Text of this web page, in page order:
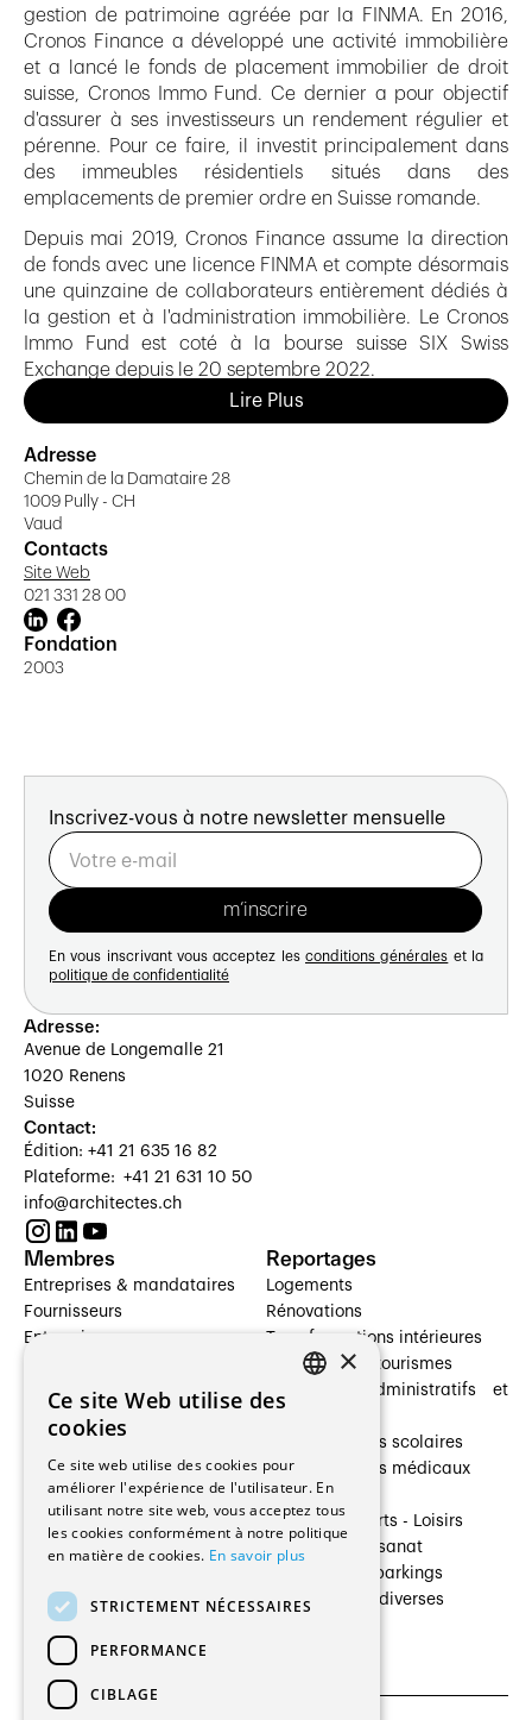
gestion de patrimoine agréée par la FINMA. En 2016,
Cronos Finance a développé une activité immobilière
et a lancé le fonds de placement immobilier de droit
suisse, Cronos Immo Fund. Ce dernier a pour objectif
d'assurer à ses investisseurs un rendement régulier et
pérenne. Pour ce faire, il investit principalement dans
des immeubles résidentiels situés dans des
emplacements de premier ordre en Suisse romande.
Depuis mai 2019, Cronos Finance assume la direction
de fonds avec une licence FINMA et compte désormais
une quinzaine de collaborateurs entièrement dédiés à
la gestion et à l'administration immobilière. Le Cronos
Immo Fund est coté à la bourse suisse SIX Swiss
Exchange depuis le 20 septembre 2022.
Le gestionnaire vise à diversifier son allocation en
Dans ce contexte, le fonds recherche des logements
protégés pour personnes âgées et/ou à mobilité
réduite, des logements pour étudiants ainsi que des
logements à loyer abordable, en partenariat avec des
collectivités publiques. Il acquiert, selon les
opportunités, des immeubles commerciaux présentant
des possibilités de développement résidentiel ou
extrêmement bien situés, et loués à des locataires de
premier ordre, à condition que le rendement présente
Lire Plus
Adresse
Chemin de la Damataire 28
1009 Pully - CH
Vaud
Contacts
Site Web
021 331 28 00
Fondation
2003
Inscrivez-vous à notre newsletter mensuelle
En vous inscrivant vous acceptez les conditions générales et la
politique de confidentialité
Adresse:
Avenue de Longemalle 21
1020 Renens
Suisse
Contact:
Édition: +41 21 635 16 82
Plateforme: +41 21 631 10 50
info@architectes.ch
Membres
Entreprises & mandataires
Fournisseurs
Entreprises
Architectes paysagistes
Architectes d'intérieur
Entreprises générales
Ingénieurs et mandataires
Installateurs
Fabricants / Fournisseurs
Régies immobilières
Gestion PPE
Reportages
Logements
Rénovations
Transformations intérieures
Hôtelleries et tourismes
Bâtiments administratifs et
Établissements scolaires
Établissements médicaux
Villas
Cultures - Sports - Loisirs
Industrie - Artisanat
Transports et parkings
Constructions diverses
×
Ce site Web utilise des
cookies
Ce site web utilise des cookies pour
améliorer l'expérience de l'utilisateur. En
utilisant notre site web, vous acceptez tous
les cookies conformément à notre politique
en matière de cookies. En savoir plus
STRICTEMENT NÉCESSAIRES
PERFORMANCE
CIBLAGE